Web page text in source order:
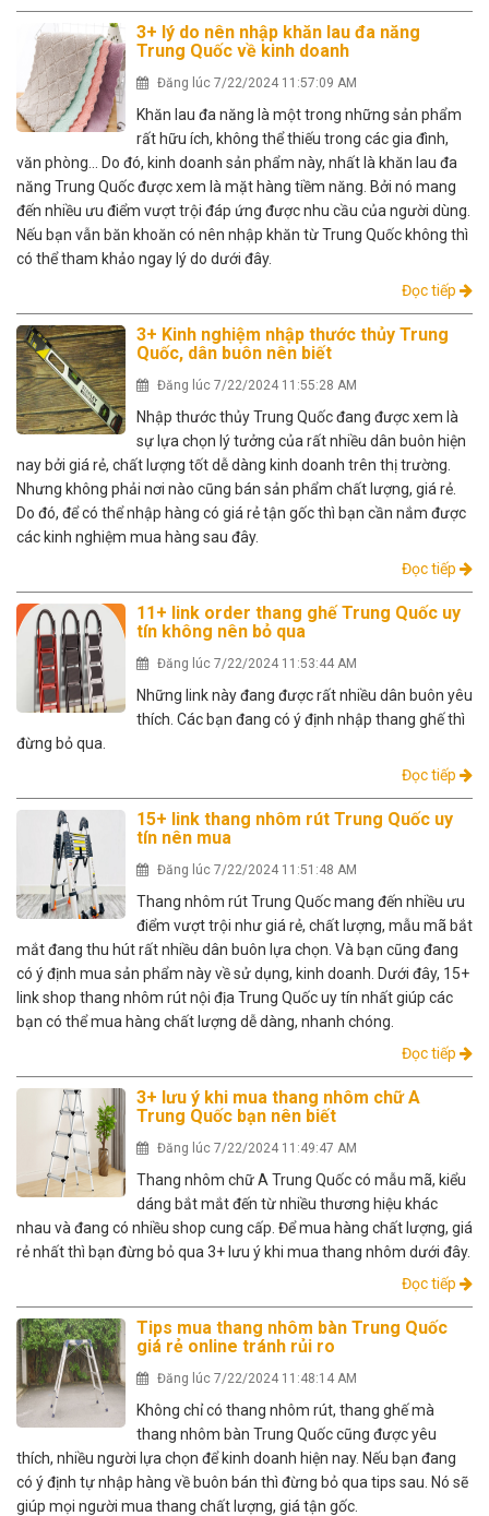
3+ lý do nên nhập khăn lau đa năng
Trung Quốc về kinh doanh
Đăng lúc 7/22/2024 11:57:09 AM
Khăn lau đa năng là một trong những sản phẩm
rất hữu ích, không thể thiếu trong các gia đình,
văn phòng… Do đó, kinh doanh sản phẩm này, nhất là khăn lau đa
năng Trung Quốc được xem là mặt hàng tiềm năng. Bởi nó mang
đến nhiều ưu điểm vượt trội đáp ứng được nhu cầu của người dùng.
Nếu bạn vẫn băn khoăn có nên nhập khăn từ Trung Quốc không thì
có thể tham khảo ngay lý do dưới đây.
Đọc tiếp
3+ Kinh nghiệm nhập thước thủy Trung
Quốc, dân buôn nên biết
Đăng lúc 7/22/2024 11:55:28 AM
Nhập thước thủy Trung Quốc đang được xem là
sự lựa chọn lý tưởng của rất nhiều dân buôn hiện
nay bởi giá rẻ, chất lượng tốt dễ dàng kinh doanh trên thị trường.
Nhưng không phải nơi nào cũng bán sản phẩm chất lượng, giá rẻ.
Do đó, để có thể nhập hàng có giá rẻ tận gốc thì bạn cần nắm được
các kinh nghiệm mua hàng sau đây.
Đọc tiếp
11+ link order thang ghế Trung Quốc uy
tín không nên bỏ qua
Đăng lúc 7/22/2024 11:53:44 AM
Những link này đang được rất nhiều dân buôn yêu
thích. Các bạn đang có ý định nhập thang ghế thì
đừng bỏ qua.
Đọc tiếp
15+ link thang nhôm rút Trung Quốc uy
tín nên mua
Đăng lúc 7/22/2024 11:51:48 AM
Thang nhôm rút Trung Quốc mang đến nhiều ưu
điểm vượt trội như giá rẻ, chất lượng, mẫu mã bắt
mắt đang thu hút rất nhiều dân buôn lựa chọn. Và bạn cũng đang
có ý định mua sản phẩm này về sử dụng, kinh doanh. Dưới đây, 15+
link shop thang nhôm rút nội địa Trung Quốc uy tín nhất giúp các
bạn có thể mua hàng chất lượng dễ dàng, nhanh chóng.
Đọc tiếp
3+ lưu ý khi mua thang nhôm chữ A
Trung Quốc bạn nên biết
Đăng lúc 7/22/2024 11:49:47 AM
Thang nhôm chữ A Trung Quốc có mẫu mã, kiểu
dáng bắt mắt đến từ nhiều thương hiệu khác
nhau và đang có nhiều shop cung cấp. Để mua hàng chất lượng, giá
rẻ nhất thì bạn đừng bỏ qua 3+ lưu ý khi mua thang nhôm dưới đây.
Đọc tiếp
Tips mua thang nhôm bàn Trung Quốc
giá rẻ online tránh rủi ro
Đăng lúc 7/22/2024 11:48:14 AM
Không chỉ có thang nhôm rút, thang ghế mà
thang nhôm bàn Trung Quốc cũng được yêu
thích, nhiều người lựa chọn để kinh doanh hiện nay. Nếu bạn đang
có ý định tự nhập hàng về buôn bán thì đừng bỏ qua tips sau. Nó sẽ
giúp mọi người mua thang chất lượng, giá tận gốc.